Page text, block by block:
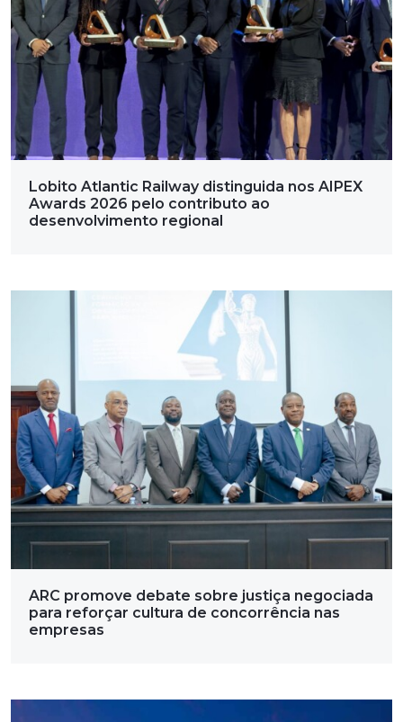
Lobito Atlantic Railway distinguida nos AIPEX
Awards 2026 pelo contributo ao
desenvolvimento regional
ARC promove debate sobre justiça negociada
para reforçar cultura de concorrência nas
empresas